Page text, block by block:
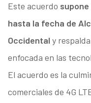
Este acuerdo
hasta la fecha de
Occidental y
enfocada en las
El acuerdo es la
comerciales de 4G